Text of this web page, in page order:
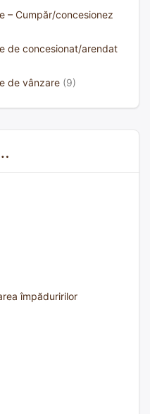
– Cumpăr/concesionez
de concesionat/arendat
de vânzare (9)
împăduririlor